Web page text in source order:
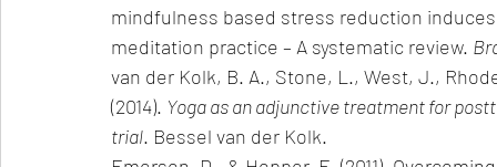
mindfulness based stress reduction
meditation practice – A systematic review.
van der Kolk, B. A., Stone, L., West, J.,
(2014). Yoga as an adjunctive treatment for
trial. Bessel van der Kolk.